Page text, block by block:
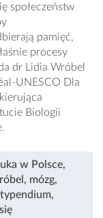
społeczeństw
pamięć,
procesy
dr Lidia Wróbel
UNESCO Dla
Biologii
w Polsce,
, mózg,
,